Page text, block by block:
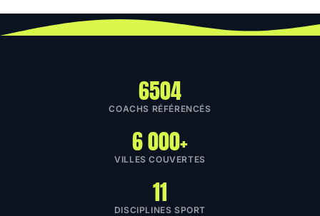
6504
COACHS RÉFÉRENCÉS
6 000+
VILLES COUVERTES
11
DISCIPLINES SPORT